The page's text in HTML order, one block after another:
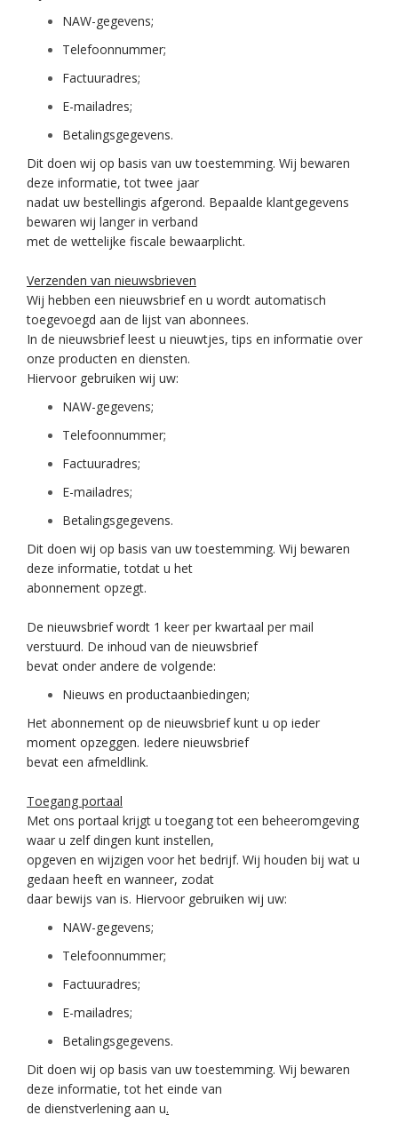
NAW-gegevens;
Telefoonnummer;
Factuuradres;
E-mailadres;
Betalingsgegevens.
Dit doen wij op basis van uw toestemming. Wij bewaren
deze informatie, tot twee jaar
nadat uw bestellingis afgerond. Bepaalde klantgegevens
bewaren wij langer in verband
met de wettelijke fiscale bewaarplicht.
Verzenden van nieuwsbrieven
Wij hebben een nieuwsbrief en u wordt automatisch
toegevoegd aan de lijst van abonnees.
In de nieuwsbrief leest u nieuwtjes, tips en informatie over
onze producten en diensten.
Hiervoor gebruiken wij uw:
NAW-gegevens;
Telefoonnummer;
Factuuradres;
E-mailadres;
Betalingsgegevens.
Dit doen wij op basis van uw toestemming. Wij bewaren
deze informatie, totdat u het
abonnement opzegt.
De nieuwsbrief wordt 1 keer per kwartaal per mail
verstuurd. De inhoud van de nieuwsbrief
bevat onder andere de volgende:
Nieuws en productaanbiedingen;
Het abonnement op de nieuwsbrief kunt u op ieder
moment opzeggen. Iedere nieuwsbrief
bevat een afmeldlink.
Toegang portaal
Met ons portaal krijgt u toegang tot een beheeromgeving
waar u zelf dingen kunt instellen,
opgeven en wijzigen voor het bedrijf. Wij houden bij wat u
gedaan heeft en wanneer, zodat
daar bewijs van is. Hiervoor gebruiken wij uw:
NAW-gegevens;
Telefoonnummer;
Factuuradres;
E-mailadres;
Betalingsgegevens.
Dit doen wij op basis van uw toestemming. Wij bewaren
deze informatie, tot het einde van
de dienstverlening aan u.